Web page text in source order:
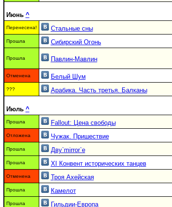
Июнь ^
Перенесена! Стальные сны
Прошла Сибирский Огонь
Прошла Павлин-Мавлин
Отменена Белый Шум
??? Арабика. Часть третья. Балканы
Июль ^
Прошла Fallout: Цена свободы
Отложена Чужак. Пришествие
Прошла Дву`mirror`е
Прошла XI Конвент исторических танцев
Отменена Троя Ахейская
Прошла Камелот
Прошла Гильдии-Европа